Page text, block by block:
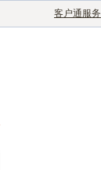
客户通服务